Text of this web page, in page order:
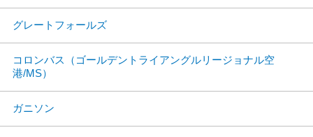
グレートフォールズ
コロンバス（ゴールデントライアングルリージョナル空
港/MS）
ガニソン